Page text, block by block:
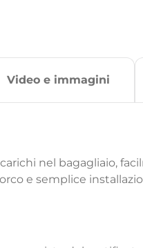
Video e immagini
nel bagagliaio,
e semplice